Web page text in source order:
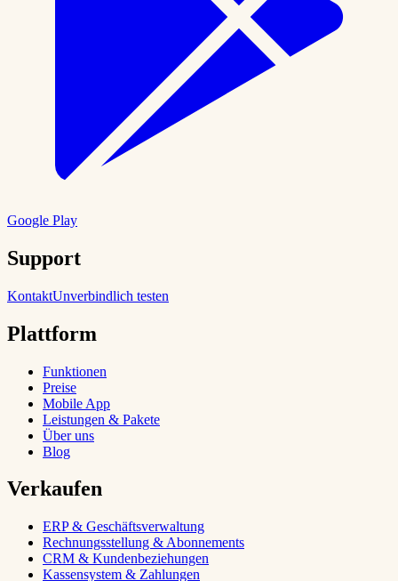
Google Play
Support
KontaktUnverbindlich testen
Plattform
Funktionen
Preise
Mobile App
Leistungen & Pakete
Über uns
Blog
Verkaufen
ERP & Geschäftsverwaltung
Rechnungsstellung & Abonnements
CRM & Kundenbeziehungen
Kassensystem & Zahlungen